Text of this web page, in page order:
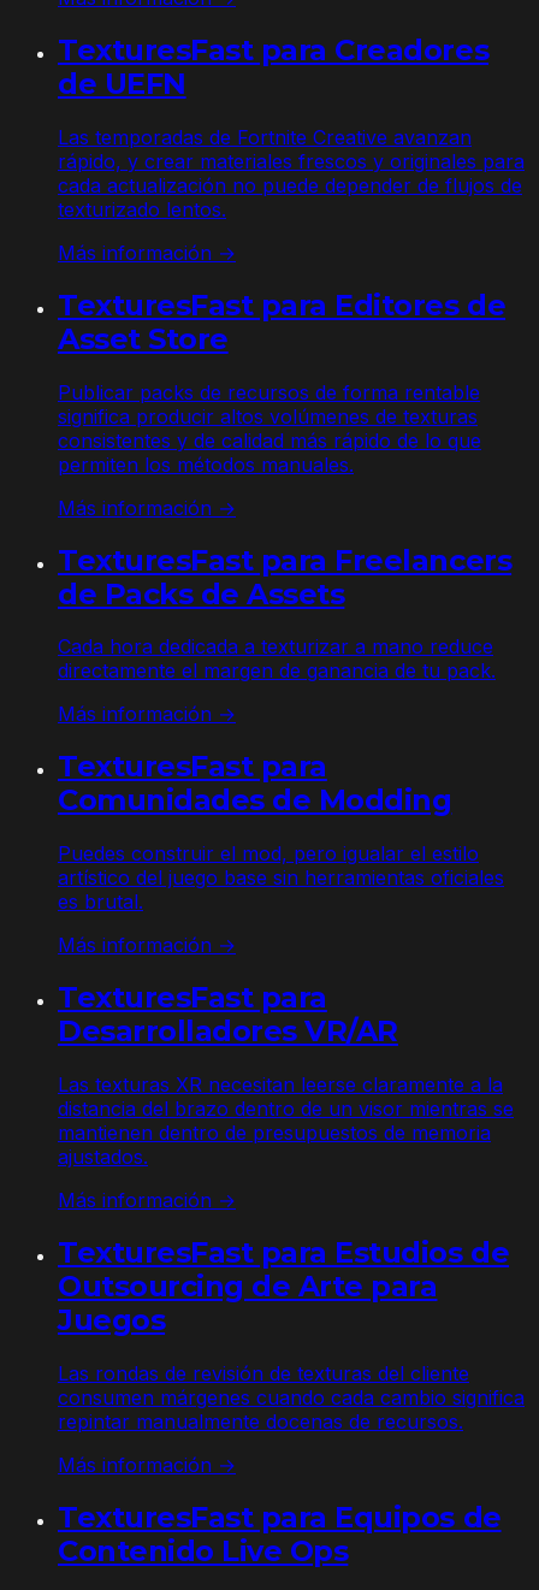
TexturesFast para Creadores
de UEFN
Las temporadas de Fortnite Creative avanzan
rápido, y crear materiales frescos y originales para
cada actualización no puede depender de flujos de
texturizado lentos.
Más información →
TexturesFast para Editores de
Asset Store
Publicar packs de recursos de forma rentable
significa producir altos volúmenes de texturas
consistentes y de calidad más rápido de lo que
permiten los métodos manuales.
Más información →
TexturesFast para Freelancers
de Packs de Assets
Cada hora dedicada a texturizar a mano reduce
directamente el margen de ganancia de tu pack.
Más información →
TexturesFast para
Comunidades de Modding
Puedes construir el mod, pero igualar el estilo
artístico del juego base sin herramientas oficiales
es brutal.
Más información →
TexturesFast para
Desarrolladores VR/AR
Las texturas XR necesitan leerse claramente a la
distancia del brazo dentro de un visor mientras se
mantienen dentro de presupuestos de memoria
ajustados.
Más información →
TexturesFast para Estudios de
Outsourcing de Arte para
Juegos
Las rondas de revisión de texturas del cliente
consumen márgenes cuando cada cambio significa
repintar manualmente docenas de recursos.
Más información →
TexturesFast para Equipos de
Contenido Live Ops